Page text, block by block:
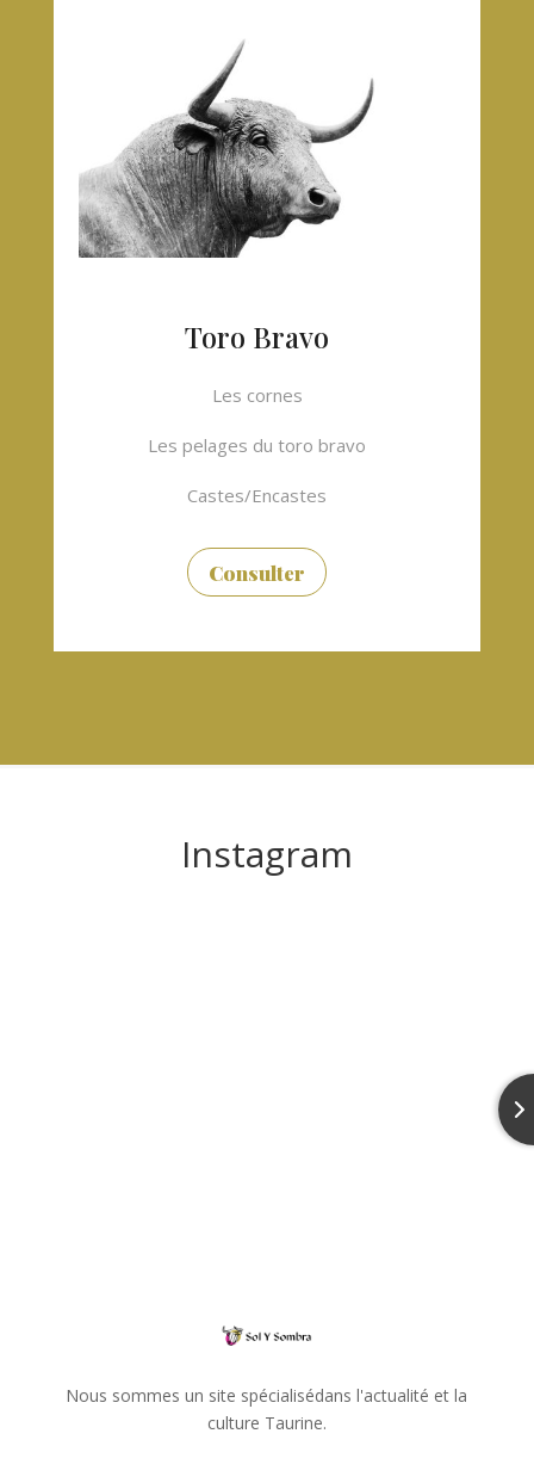
Toro Bravo
Les cornes
Les pelages du toro bravo
Castes/Encastes
Consulter
Instagram
Nous sommes un site spécialisédans l'actualité et la
culture Taurine.